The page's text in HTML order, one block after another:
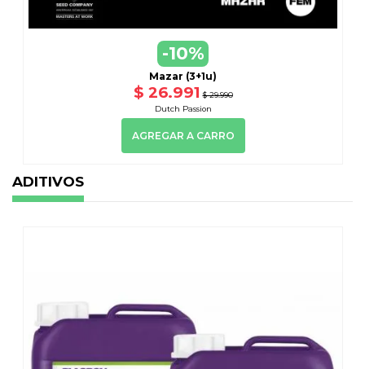
-10%
Mazar (3+1u)
$ 26.991 $ 29.990
Dutch Passion
AGREGAR A CARRO
ADITIVOS